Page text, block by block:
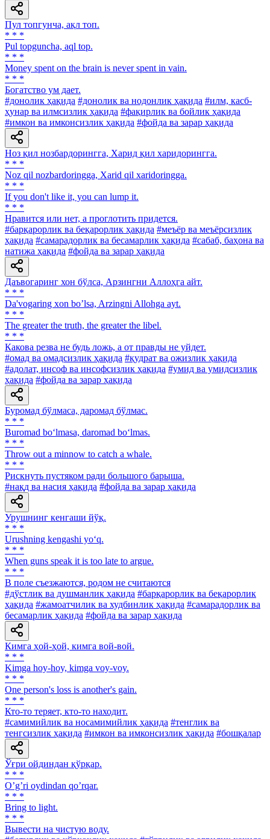
Пул топгунча, ақл топ.
* * *
Pul topguncha, aql top.
* * *
Money spent on the brain is never spent in vain.
* * *
Богатство ум дает.
#донолик ҳақида #донолик ва нодонлик ҳақида #илм, касб-
ҳунар ва илмсизлик ҳақида #фақирлик ва бойлик ҳақида
#имкон ва имконсизлик ҳақида #фойда ва зарар ҳақида
Ноз қил нозбардорингга, Харид қил харидорингга.
* * *
Noz qil nozbardoringga, Xarid qil xaridoringga.
* * *
If you don't like it, you can lump it.
* * *
Нравится или нет, а проглотить придется.
#барқарорлик ва беқарорлик ҳақида #меъёр ва меъёрсизлик
ҳақида #самарадорлик ва бесамарлик ҳақида #сабаб, баҳона ва
натижа ҳақида #фойда ва зарар ҳақида
Даъвогаринг хон бўлса, Арзингни Аллоҳга айт.
* * *
Da'vogaring xon bo’lsa, Arzingni Allohga ayt.
* * *
The greater the truth, the greater the libel.
* * *
Какова резва не будь ложь, а от правды не уйдет.
#омад ва омадсизлик ҳақида #қудрат ва ожизлик ҳақида
#адолат, инсоф ва инсофсизлик ҳақида #умид ва умидсизлик
ҳақида #фойда ва зарар ҳақида
Буромад бўлмаса, даромад бўлмас.
* * *
Buromad bo‘lmasa, daromad bo‘lmas.
* * *
Throw out a minnow to catch a whale.
* * *
Рискнуть пустяком ради большого барыша.
#нақд ва насия ҳақида #фойда ва зарар ҳақида
Урушнинг кенгаши йўқ.
* * *
Urushning kengashi yo‘q.
* * *
When guns speak it is too late to argue.
* * *
В поле съезжаются, родом не считаются
#дўстлик ва душманлик ҳақида #барқарорлик ва беқарорлик
ҳақида #жамоатчилик ва худбинлик ҳақида #самарадорлик ва
бесамарлик ҳақида #фойда ва зарар ҳақида
Кимга ҳой-ҳой, кимга вой-вой.
* * *
Kimga hoy-hoy, kimga voy-voy.
* * *
One person's loss is another's gain.
* * *
Кто-то теряет, кто-то находит.
#самимийлик ва носамимийлик ҳақида #тенглик ва
тенгсизлик ҳақида #имкон ва имконсизлик ҳақида #бошқалар
Ўғри ойдиндан қўрқар.
* * *
Oʼgʼri oydindan qoʼrqar.
* * *
Bring to light.
* * *
Вывести на чистую воду.